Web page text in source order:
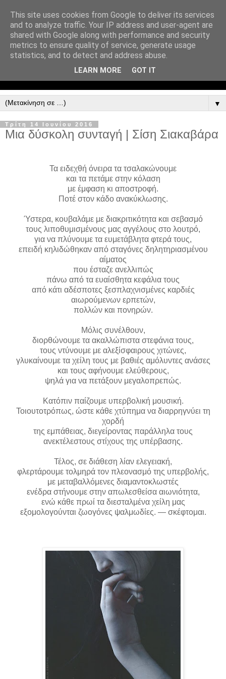
▼
Τρίτη 14 Ιουνίου 2016
Μια δύσκολη συνταγή | Σίση Σιακαβάρα
Τα ειδεχθή όνειρα τα τσαλακώνουμε
και τα πετάμε στην κόλαση
με έμφαση κι αποστροφή.
Ποτέ στον κάδο ανακύκλωσης.
Ύστερα, κουβαλάμε με διακριτικότητα και σεβασμό
τους λιποθυμισμένους μας αγγέλους στο λουτρό,
για να πλύνουμε τα ευμετάβλητα φτερά τους,
επειδή κηλιδώθηκαν από σταγόνες δηλητηριασμένου
αίματος
που έσταζε ανελλιπώς
πάνω από τα ευαίσθητα κεφάλια τους
από κάτι αδέσποτες ξεσπλαχνισμένες καρδιές
αιωρούμενων ερπετών,
πολλών και πονηρών.
Μόλις συνέλθουν,
διορθώνουμε τα ακαλλώπιστα στεφάνια τους,
τους ντύνουμε με αλεξίσφαιρους χιτώνες,
γλυκαίνουμε τα χείλη τους με βαθιές αμόλυντες ανάσες
και τους αφήνουμε ελεύθερους,
ψηλά για να πετάξουν μεγαλοπρεπώς.
Κατόπιν παίζουμε υπερβολική μουσική.
Τοιουτοτρόπως, ώστε κάθε χτύπημα να διαρρηγνύει τη
χορδή
της εμπάθειας, διεγείροντας παράλληλα τους
ανεκτέλεστους στίχους της υπέρβασης.
Τέλος, σε διάθεση λίαν ελεγειακή,
φλερτάρουμε τολμηρά τον πλεονασμό της υπερβολής,
με μεταβαλλόμενες διαμαντοκλωστές
ενέδρα στήνουμε στην απωλεσθείσα αιωνιότητα,
ενώ κάθε πρωί τα διεσταλμένα χείλη μας
εξομολογούνται ζωογόνες ψαλμωδίες. — σκέφτομαι.
This site uses cookies from Google to deliver its services
and to analyze traffic. Your IP address and user-agent are
shared with Google along with performance and security
metrics to ensure quality of service, generate usage
statistics, and to detect and address abuse.
LEARN MORE GOT IT